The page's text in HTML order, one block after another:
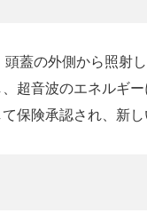
蓋の外側から照射
超音波のエネルギ
保険承認され、新